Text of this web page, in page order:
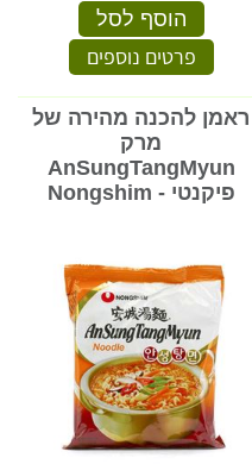
הוסף לסל
פרטים נוספים
ראמן להכנה מהירה של
מרק
AnSungTangMyun
פיקנטי - Nongshim